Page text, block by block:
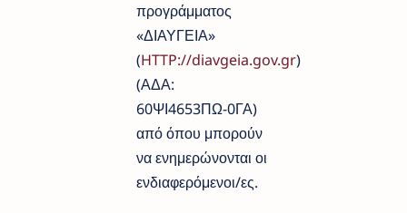
προγράμματος
«ΔΙΑΥΓΕΙΑ»
(HTTP://diavgeia.gov.gr)
(ΑΔΑ:
60ΨΙ4653ΠΩ-0ΓΑ)
από όπου μπορούν
να ενημερώνονται οι
ενδιαφερόμενοι/ες.